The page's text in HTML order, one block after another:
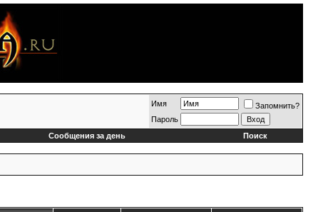
Имя
Запомнить?
Пароль
Сообщения за день Поиск